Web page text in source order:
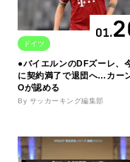
01.
ドイツ
●バイエルンのDFズーレ、
に契約満了で退団へ…カー
Oが認める
By サッカーキング編集部